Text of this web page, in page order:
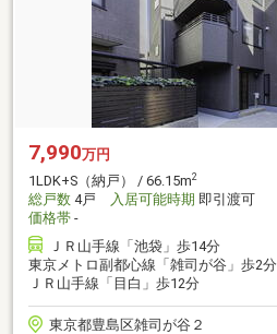
7,990万円
1LDK+S（納戸） / 66.15m2
総戸数 4戸 入居可能時期 即引渡可
価格帯 -
ＪＲ山手線「池袋」歩14分
東京メトロ副都心線「雑司が谷」歩2分
ＪＲ山手線「目白」歩12分
東京都豊島区雑司が谷２